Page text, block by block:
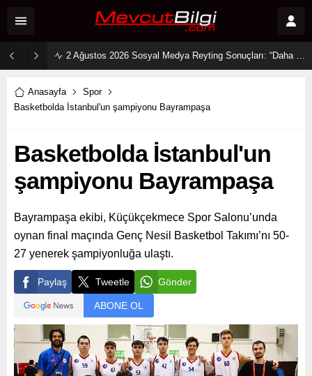
2 Ağustos 2026 Sosyal Medya Reyting Sonuçları: “Daha 17” Ekranlara Ambargo Koydu!
Anasayfa
Spor
Basketbolda İstanbul'un şampiyonu Bayrampaşa
Basketbolda İstanbul'un
şampiyonu Bayrampaşa
Bayrampaşa ekibi, Küçükçekmece Spor Salonu’unda
oynan final maçında Genç Nesil Basketbol Takımı’nı 50-
27 yenerek şampiyonluğa ulaştı.
Paylaş Tweetle Gönder
ABONE OL